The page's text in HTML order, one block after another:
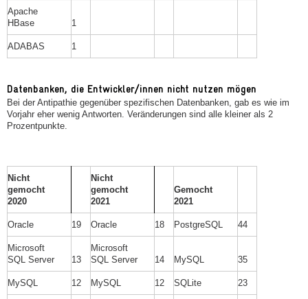
Apache
HBase
1
ADABAS 1
Datenbanken, die Entwickler/innen nicht nutzen mögen
Bei der Antipathie gegenüber spezifischen Datenbanken, gab es wie im
Vorjahr eher wenig Antworten. Veränderungen sind alle kleiner als 2
Prozentpunkte.
Nicht
gemocht
2020
Nicht
gemocht
2021
Gemocht
2021
Oracle 19 Oracle 18 PostgreSQL 44
Microsoft
SQL Server
13
Microsoft
SQL Server
14 MySQL 35
MySQL 12 MySQL 12 SQLite 23